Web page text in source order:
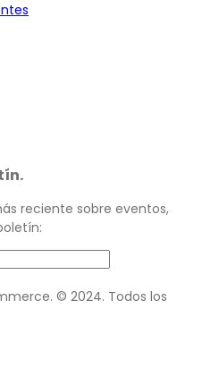
reciente sobre eventos,
© 2024. Todos los